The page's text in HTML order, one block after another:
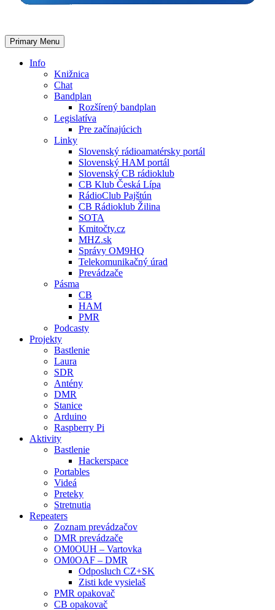
Primary Menu
Info
Knižnica
Chat
Bandplan
Rozšírený bandplan
Legislatíva
Pre začínajúcich
Linky
Slovenský rádioamatérsky portál
Slovenský HAM portál
Slovenský CB rádioklub
CB Klub Česká Lípa
RádioClub Pajštún
CB Rádioklub Žilina
SOTA
Kmitočty.cz
MHZ.sk
Správy OM9HQ
Telekomunikačný úrad
Prevádzače
Pásma
CB
HAM
PMR
Podcasty
Projekty
Bastlenie
Laura
SDR
Antény
DMR
Stanice
Arduino
Raspberry Pi
Aktivity
Bastlenie
Hackerspace
Portables
Videá
Preteky
Stretnutia
Repeaters
Zoznam prevádzačov
DMR prevádzače
OM0OUH – Vartovka
OM0OAF – DMR
Odposluch CZ+SK
Zisti kde vysielaš
PMR opakovač
CB opakovač